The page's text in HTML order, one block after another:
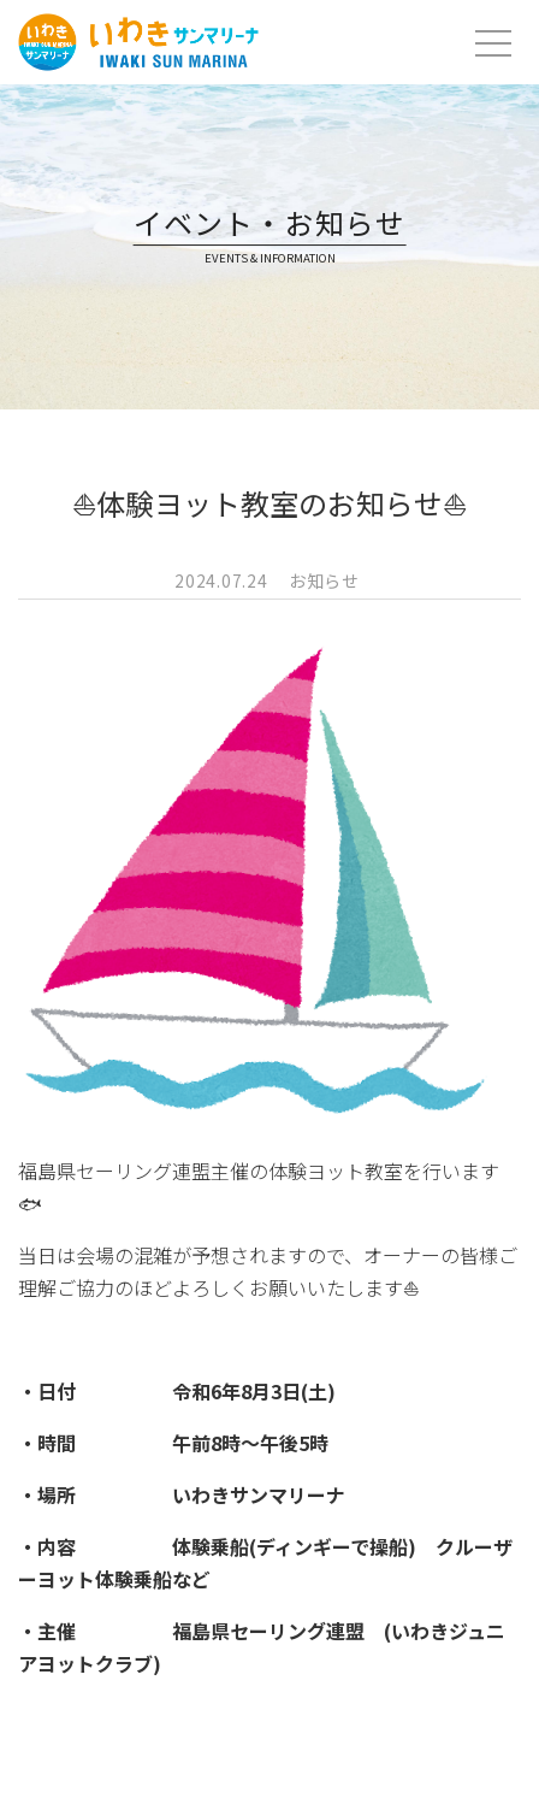
Skip
content
イベント・お知らせ
EVENTS & INFORMATION
⛵体験ヨット教室のお知らせ⛵
2024.07.24 お知らせ
福島県セーリング連盟主催の体験ヨット教室を行います
🐟
当日は会場の混雑が予想されますので、オーナーの皆様ご
理解ご協力のほどよろしくお願いいたします⛵
・日付 令和6年8月3日(土)
・時間 午前8時～午後5時
・場所 いわきサンマリーナ
・内容 体験乗船(ディンギーで操船) クルーザ
ーヨット体験乗船など
・主催 福島県セーリング連盟 (いわきジュニ
アヨットクラブ)